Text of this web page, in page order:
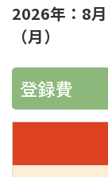
2026年：8
（月）
登録費